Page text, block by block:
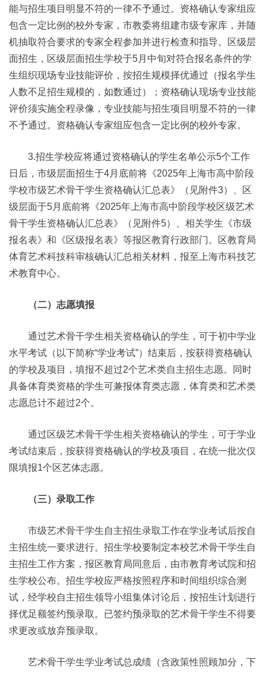
能与招生项目明显不符的一律不予通过。资格确认专家组应
包含一定比例的校外专家，市教委将组建市级专家库，并随
机抽取符合要求的专家全程参加并进行检查和指导。区级层
面招生，区级层面招生学校于5月中旬对符合报名条件的学
生组织现场专业技能评价，按招生规模择优通过（报名学生
人数不足招生规模的，如数通过）；资格确认现场专业技能
评价须实施全程录像，专业技能与招生项目明显不符的一律
不予通过。资格确认专家组应包含一定比例的校外专家。
3.招生学校应将通过资格确认的学生名单公示5个工作
日后，市级层面招生于4月底前将《2025年上海市高中阶段
学校市级艺术骨干学生资格确认汇总表》（见附件3）、区
级层面于5月底前将《2025年上海市高中阶段学校区级艺术
骨干学生资格确认汇总表》（见附件5）、相关学生《市级
报名表》和《区级报名表》等报区教育行政部门。区教育局
体育艺术科技科审核确认汇总相关材料，报至上海市科技艺
术教育中心。
（二）志愿填报
通过艺术骨干学生相关资格确认的学生，可于初中学业
水平考试（以下简称“学业考试”）结束后，按获得资格确认
的学校及项目，填报不超过2个艺术类自主招生志愿。同时
具备体育类资格的学生可兼报体育类志愿，体育类和艺术类
志愿总计不超过2个。
通过区级艺术骨干学生相关资格确认的学生，可于学业
考试结束后，按获得资格确认的学校及项目，在统一批次仅
限填报1个区艺体志愿。
（三）录取工作
市级艺术骨干学生自主招生录取工作在学业考试后按自
主招生统一要求进行。招生学校要制定本校艺术骨干学生自
主招生工作方案，报区教育局同意后，由市教育考试院和招
生学校公布。招生学校应严格按照程序和时间组织综合测
试，经学校自主招生领导小组集体讨论后，按招生计划进行
择优足额签约预录取。已签约预录取的艺术骨干学生不得要
求更改或放弃预录取。
艺术骨干学生学业考试总成绩（含政策性照顾加分，下